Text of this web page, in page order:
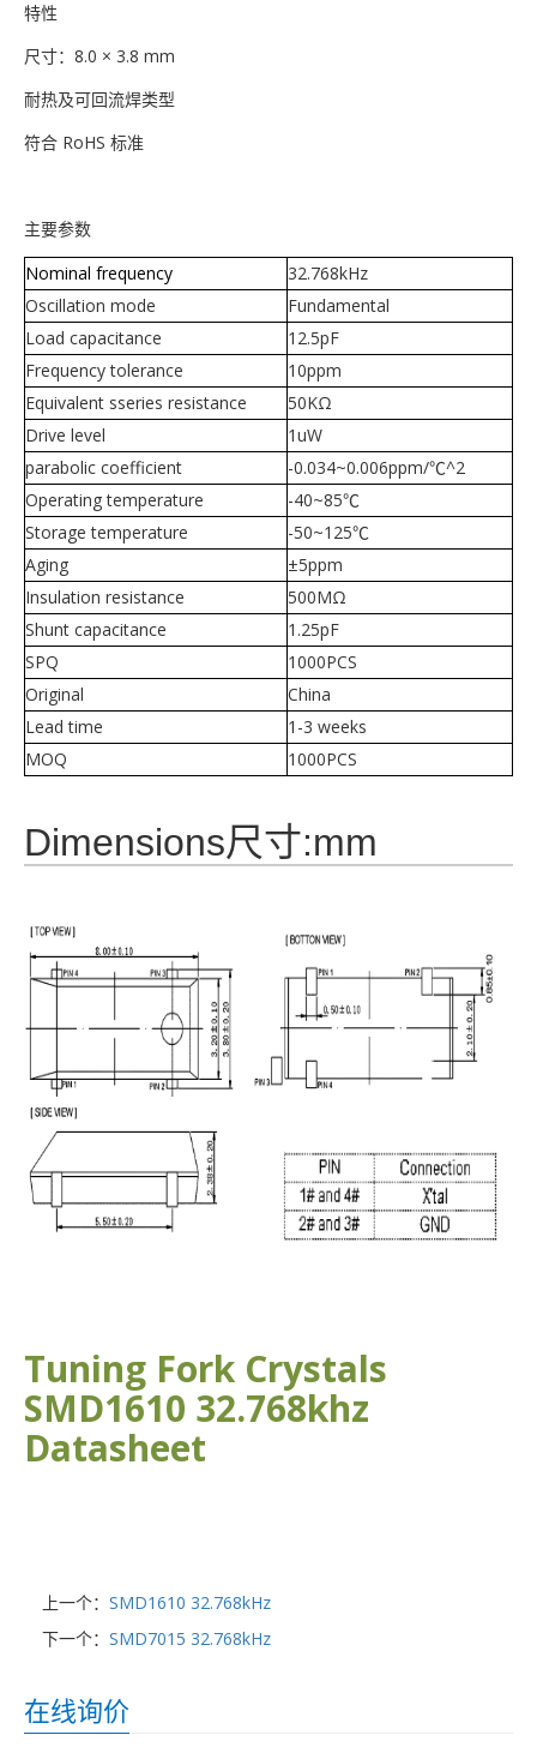
特性
尺寸：8.0 × 3.8 mm
耐热及可回流焊类型
符合 RoHS 标准
主要参数
Nominal frequency
32.768kHz
Oscillation mode
Fundamental
Load capacitance
12.5pF
Frequency tolerance
10ppm
Equivalent sseries resistance
50KΩ
Drive level
1uW
parabolic coefficient
-0.034~0.006ppm/℃^2
Operating temperature
-40~85℃
Storage temperature
-50~125℃
Aging
±5ppm
Insulation resistance
500MΩ
Shunt capacitance
1.25pF
SPQ
1000PCS
Original
China
Lead time
1-3 weeks
MOQ
1000PCS
Dimensions尺寸:mm
Tuning Fork Crystals
SMD1610 32.768khz
Datasheet
上一个： SMD1610 32.768kHz
下一个： SMD7015 32.768kHz
在线询价